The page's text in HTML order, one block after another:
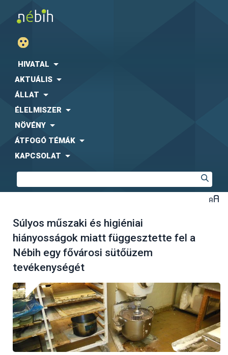
HIVATAL
AKTUÁLIS
ÁLLAT
ÉLELMISZER
NÖVÉNY
ÁTFOGÓ TÉMÁK
KAPCSOLAT
Súlyos műszaki és higiéniai
hiányosságok miatt függesztette fel a
Nébih egy fővárosi sütőüzem
tevékenységét